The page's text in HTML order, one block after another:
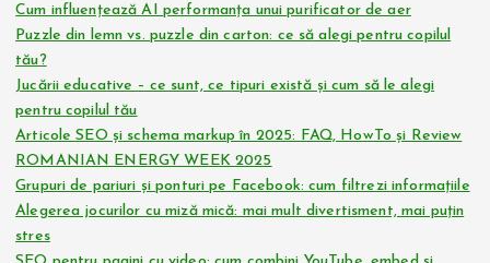
Cum influențează AI performanța unui purificator de aer
Puzzle din lemn vs. puzzle din carton: ce să alegi pentru copilul
tău?
Jucării educative – ce sunt, ce tipuri există și cum să le alegi
pentru copilul tău
Articole SEO și schema markup în 2025: FAQ, HowTo și Review
ROMANIAN ENERGY WEEK 2025
Grupuri de pariuri și ponturi pe Facebook: cum filtrezi informațiile
Alegerea jocurilor cu miză mică: mai mult divertisment, mai puțin
stres